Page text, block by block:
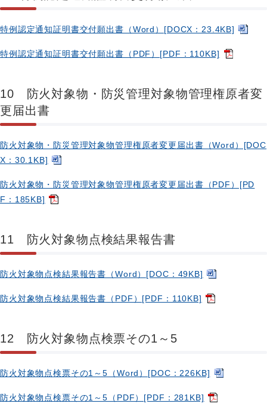
特例認定通知証明書交付願出書（Word）[DOCX：23.4KB]
特例認定通知証明書交付願出書（PDF）[PDF：110KB]
10 防火対象物・防災管理対象物管理権原者変
更届出書
防火対象物・防災管理対象物管理権原者変更届出書（Word）[DOC
X：30.1KB]
防火対象物・防災管理対象物管理権原者変更届出書（PDF）[PD
F：185KB]
11 防火対象物点検結果報告書
防火対象物点検結果報告書（Word）[DOC：49KB]
防火対象物点検結果報告書（PDF）[PDF：110KB]
12 防火対象物点検票その1～5
防火対象物点検票その1～5（Word）[DOC：226KB]
防火対象物点検票その1～5（PDF）[PDF：281KB]